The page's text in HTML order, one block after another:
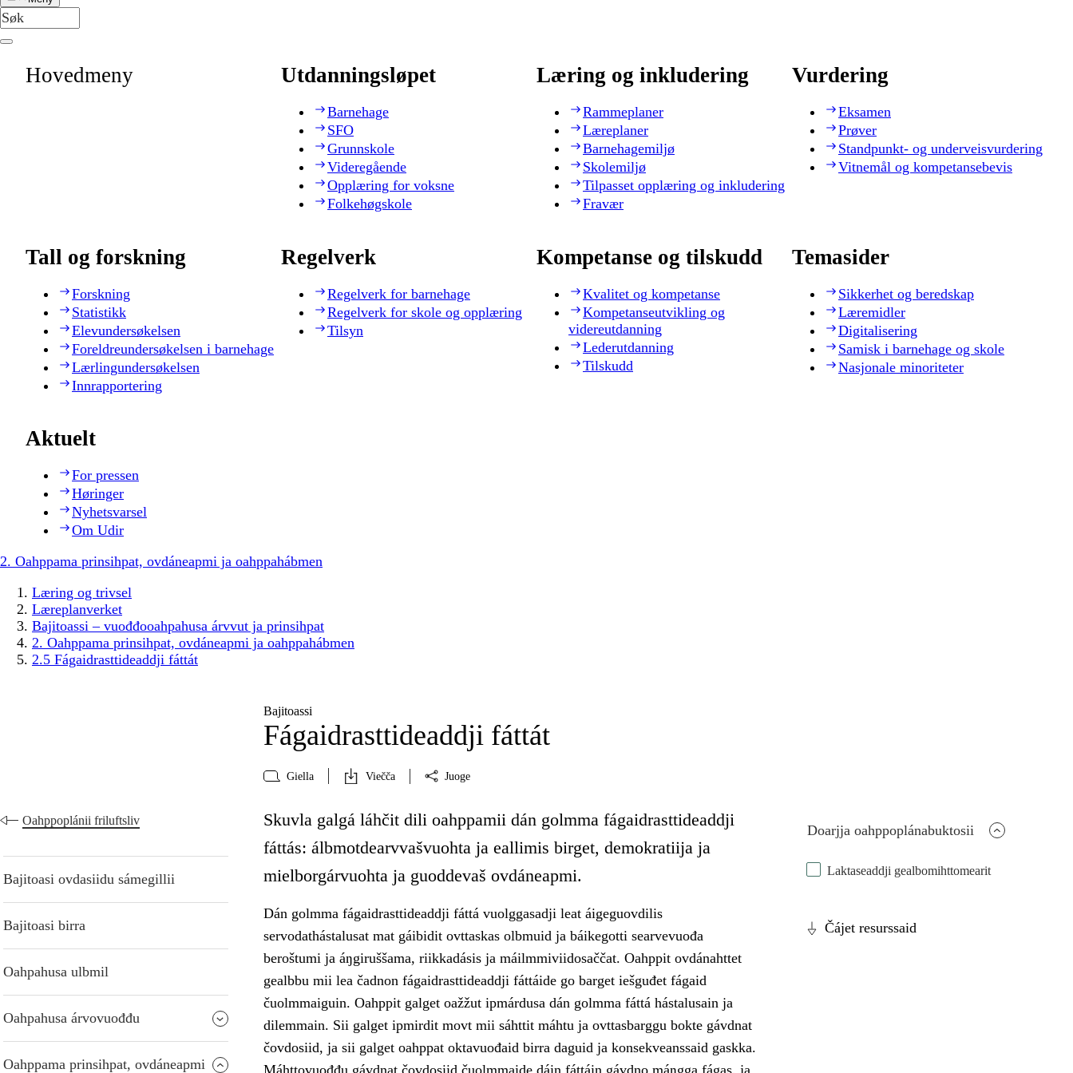
Hovedmeny Utdanningsløpet
Barnehage
SFO
Grunnskole
Videregående
Opplæring for voksne
Folkehøgskole
Læring og inkludering
Rammeplaner
Læreplaner
Barnehagemiljø
Skolemiljø
Tilpasset opplæring og inkludering
Fravær
Vurdering
Eksamen
Prøver
Standpunkt- og underveisvurdering
Vitnemål og kompetansebevis
Tall og forskning
Forskning
Statistikk
Elevundersøkelsen
Foreldreundersøkelsen i barnehage
Lærlingundersøkelsen
Innrapportering
Regelverk
Regelverk for barnehage
Regelverk for skole og opplæring
Tilsyn
Kompetanse og tilskudd
Kvalitet og kompetanse
Kompetanseutvikling og
videreutdanning
Lederutdanning
Tilskudd
Temasider
Sikkerhet og beredskap
Læremidler
Digitalisering
Samisk i barnehage og skole
Nasjonale minoriteter
Aktuelt
For pressen
Høringer
Nyhetsvarsel
Om Udir
2. Oahppama prinsihpat, ovdáneapmi ja oahppahábmen
Læring og trivsel
Læreplanverket
Bajitoassi – vuođđooahpahusa árvvut ja prinsihpat
2. Oahppama prinsihpat, ovdáneapmi ja oahppahábmen
2.5 Fágaidrasttideaddji fáttát
Bajitoassi
Fágaidrasttideaddji fáttát
Giella Viečča Juoge
Oahppoplánii friluftsliv
Bajitoasi ovdasiidu sámegillii
Bajitoasi birra
Oahpahusa ulbmil
Oahpahusa árvovuođđu
Oahppama prinsihpat, ovdáneapmi
Doarjja oahppoplánabuktosii
Laktaseaddji gealbomihttomearit
Čájet resurssaid
Skuvla galgá láhčit dili oahppamii dán golmma fágaidrasttideaddji
fáttás: álbmotdearvvašvuohta ja eallimis birget, demokratiija ja
mielborgárvuohta ja guoddevaš ovdáneapmi.
Dán golmma fágaidrasttideaddji fáttá vuolggasadji leat áigeguovdilis
servodathástalusat mat gáibidit ovttaskas olbmuid ja báikegotti searvevuođa
beroštumi ja áŋgiruššama, riikkadásis ja máilmmiviidosaččat. Oahppit ovdánahttet
gealbbu mii lea čadnon fágaidrasttideaddji fáttáide go barget iešguđet fágaid
čuolmmaiguin. Oahppit galget oažžut ipmárdusa dán golmma fáttá hástalusain ja
dilemmain. Sii galget ipmirdit movt mii sáhttit máhtu ja ovttasbarggu bokte gávdnat
čovdosiid, ja sii galget oahppat oktavuođaid birra daguid ja konsekveanssaid gaskka.